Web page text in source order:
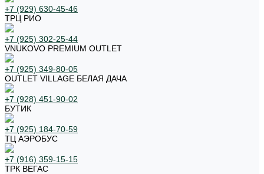
+7 (929) 630-45-46
ТРЦ РИО
+7 (925) 302-25-44
VNUKOVO PREMIUM OUTLET
+7 (925) 349-80-05
OUTLET VILLAGE БЕЛАЯ ДАЧА
+7 (928) 451-90-02
БУТИК
+7 (925) 184-70-59
ТЦ АЭРОБУС
+7 (916) 359-15-15
ТРК ВЕГАС